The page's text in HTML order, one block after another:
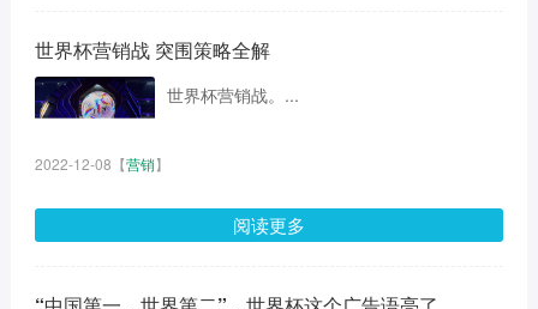
世界杯营销战 突围策略全解
世界杯营销战。...
2022-12-08 【营销】
阅读更多